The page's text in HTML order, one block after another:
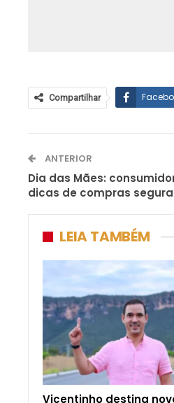
Compartilhar
ANTERIOR
Dia das Mães:
dicas de compras
LEIA TAMBÉM
Vicentinho destina